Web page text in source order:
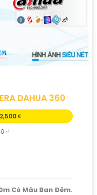
DAHUA 360
₫
₫
Có Màu Ban Ðêm.